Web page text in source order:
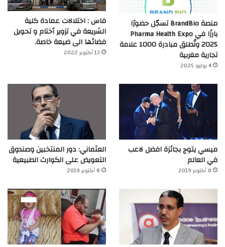
منصة BrandBio تسجّل حضورًا
بارزًا في Pharma Health Expo
2025 وتُطلق مبادرة 1000 علامة
تجارية مغربية
4 يوليو 2025
فاس : اختلالات عمادة كلية
الشريعة في تزوير أختام و تحويل
فضائها الى ضيعة خاصة.
13 أكتوبر 2022
ميسي يتوج بجائزة افضل لاعب
في العالم‎
8 أكتوبر 2019
العثماني: دور المنتخبين وصندوق
التعويض على الكوارث الطبيعية
8 أكتوبر 2019